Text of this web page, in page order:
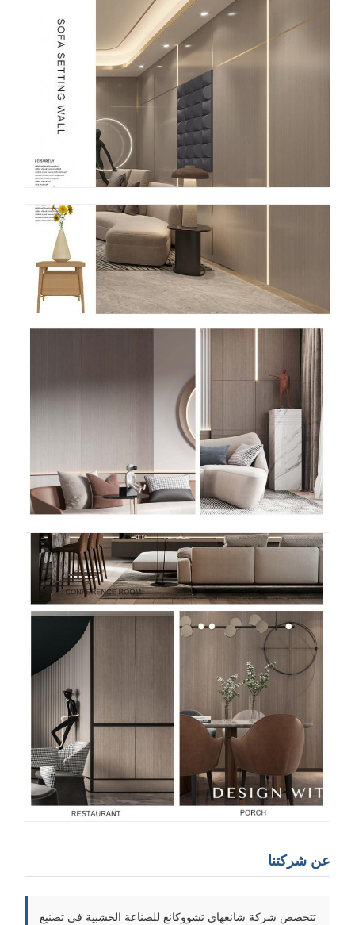
عن شركتنا
تتخصص شركة شانغهاي تشووكانغ للصناعة الخشبية في تصنيع